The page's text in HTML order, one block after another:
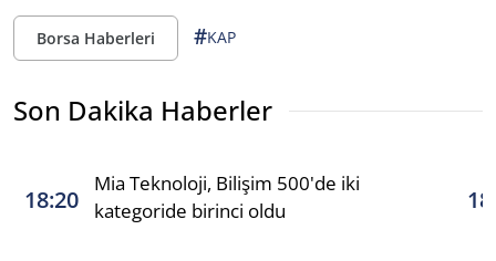
Borsa Haberleri #KAP
Son Dakika Haberler
18:20
Mia Teknoloji, Bilişim 500'de iki
kategoride birinci oldu